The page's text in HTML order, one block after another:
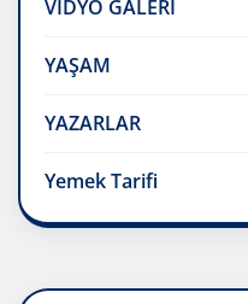
VİDYO GALERİ
YAŞAM
YAZARLAR
Yemek Tarifi